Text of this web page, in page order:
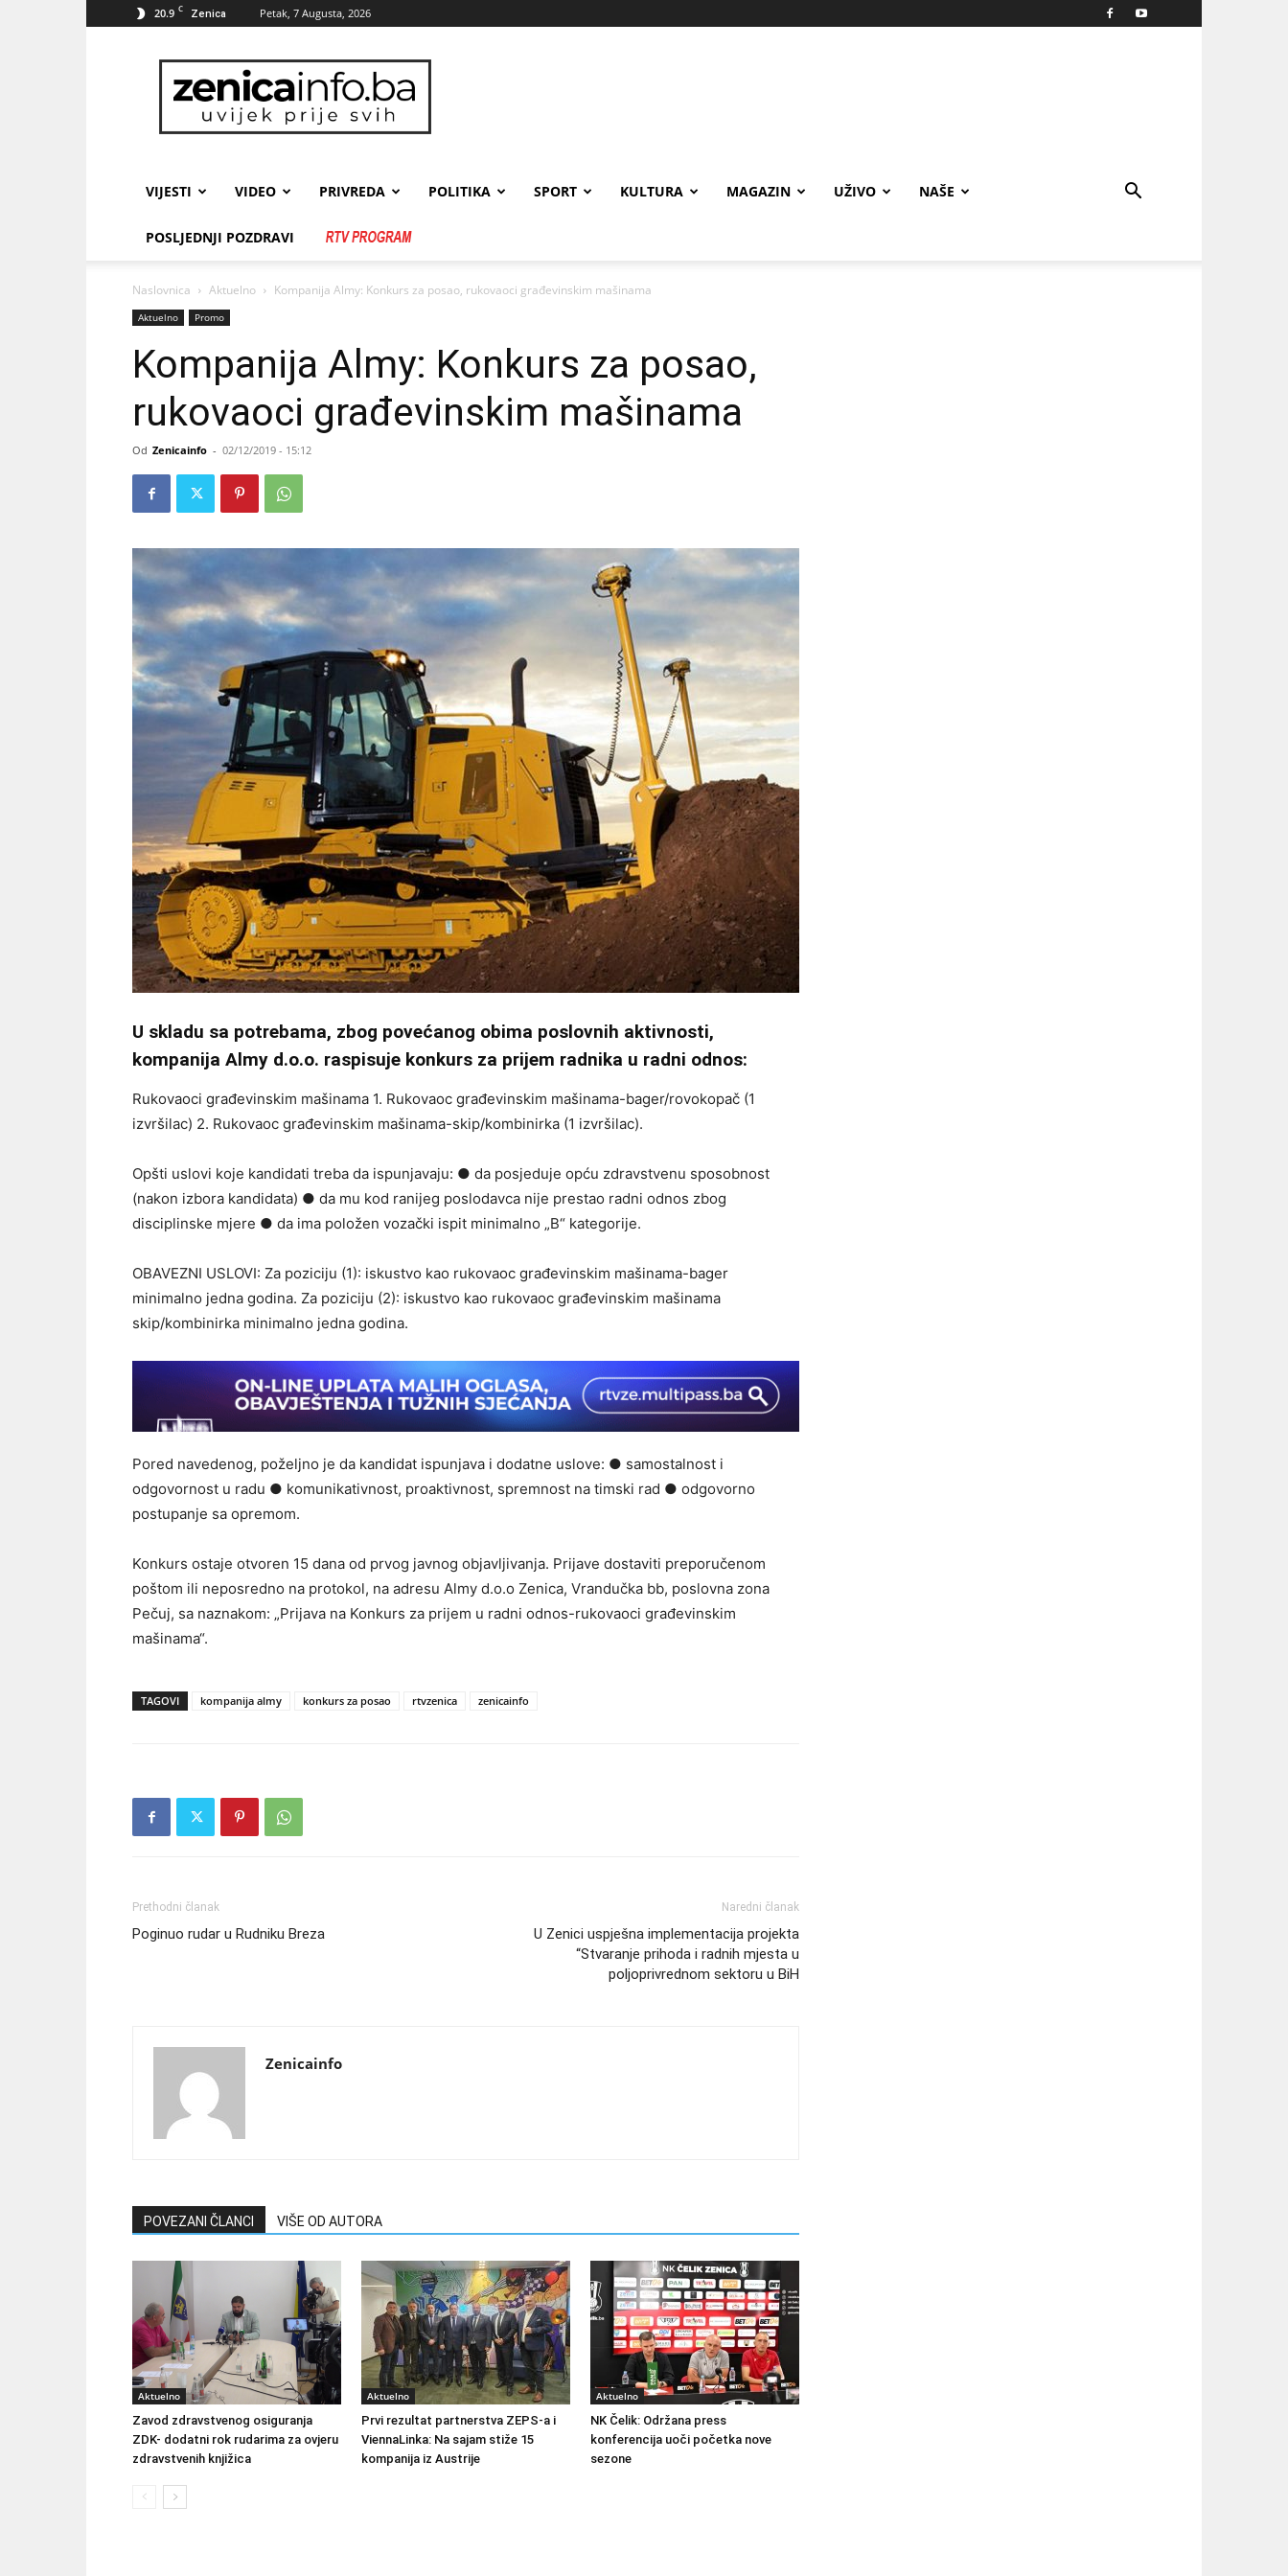
20.9 C Zenica Petak, 7 Augusta, 2026
zenicainfo.ba
VIJESTI VIDEO PRIVREDA POLITIKA SPORT KULTURA MAGAZIN UŽIVO NAŠE
POSLJEDNJI POZDRAVI
Naslovnica Aktuelno Kompanija Almy: Konkurs za posao, rukovaoci građevinskim mašinama
Aktuelno Promo
Kompanija Almy: Konkurs za posao,
rukovaoci građevinskim mašinama
Od Zenicainfo - 02/12/2019 - 15:12
U skladu sa potrebama, zbog povećanog obima poslovnih aktivnosti,
kompanija Almy d.o.o. raspisuje konkurs za prijem radnika u radni odnos:
Rukovaoci građevinskim mašinama 1. Rukovaoc građevinskim mašinama-bager/rovokopač (1
izvršilac) 2. Rukovaoc građevinskim mašinama-skip/kombinirka (1 izvršilac).
Opšti uslovi koje kandidati treba da ispunjavaju: ● da posjeduje opću zdravstvenu sposobnost
(nakon izbora kandidata) ● da mu kod ranijeg poslodavca nije prestao radni odnos zbog
disciplinske mjere ● da ima položen vozački ispit minimalno „B“ kategorije.
OBAVEZNI USLOVI: Za poziciju (1): iskustvo kao rukovaoc građevinskim mašinama-bager
minimalno jedna godina. Za poziciju (2): iskustvo kao rukovaoc građevinskim mašinama
skip/kombinirka minimalno jedna godina.
Pored navedenog, poželjno je da kandidat ispunjava i dodatne uslove: ● samostalnost i
odgovornost u radu ● komunikativnost, proaktivnost, spremnost na timski rad ● odgovorno
postupanje sa opremom.
Konkurs ostaje otvoren 15 dana od prvog javnog objavljivanja. Prijave dostaviti preporučenom
poštom ili neposredno na protokol, na adresu Almy d.o.o Zenica, Vrandučka bb, poslovna zona
Pečuj, sa naznakom: „Prijava na Konkurs za prijem u radni odnos-rukovaoci građevinskim
mašinama“.
TAGOVI kompanija almy konkurs za posao rtvzenica zenicainfo
Prethodni članak
Poginuo rudar u Rudniku Breza
Naredni članak
U Zenici uspješna implementacija projekta
“Stvaranje prihoda i radnih mjesta u
poljoprivrednom sektoru u BiH
Zenicainfo
POVEZANI ČLANCI VIŠE OD AUTORA
Aktuelno
Zavod zdravstvenog osiguranja
ZDK- dodatni rok rudarima za ovjeru
zdravstvenih knjižica
Aktuelno
Prvi rezultat partnerstva ZEPS-a i
ViennaLinka: Na sajam stiže 15
kompanija iz Austrije
Aktuelno
NK Čelik: Održana press
konferencija uoči početka nove
sezone